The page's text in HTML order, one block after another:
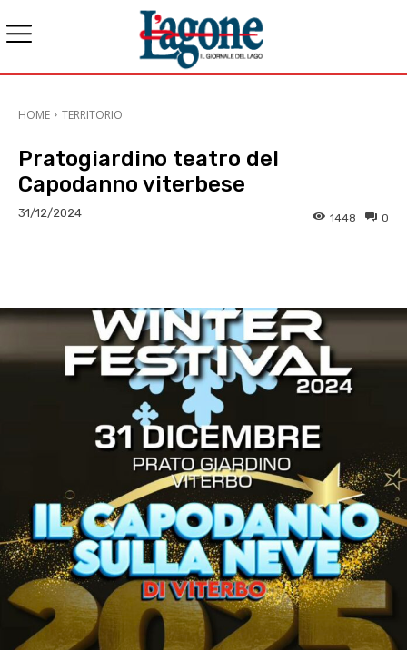
HOME TERRITORIO
Pratogiardino teatro del
Capodanno viterbese
31/12/2024 0
1448